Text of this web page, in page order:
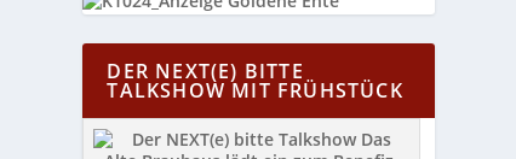
DER NEXT(E) BITTE
TALKSHOW MIT FRÜHSTÜCK